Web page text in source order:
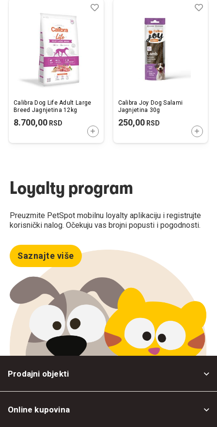
Calibra Dog Life Adult Large
Breed Jagnjetina 12kg
8.700,00 RSD
DODAJTE U KORPU
Dodaj
Uporedi
Calibra Joy Dog Salami
Jagnjetina 30g
250,00RSD
Loyalty program
Preuzmite PetSpot mobilnu loyalty aplikaciju i registrujte
korisnički nalog. Očekuju vas brojni popusti i pogodnosti.
Saznajte više
Prodajni objekti
Online kupovina